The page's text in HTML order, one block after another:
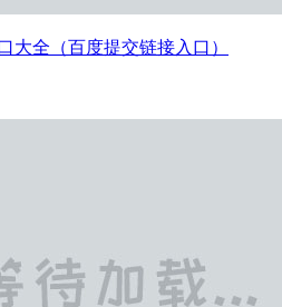
大全（百度提交链接入口）